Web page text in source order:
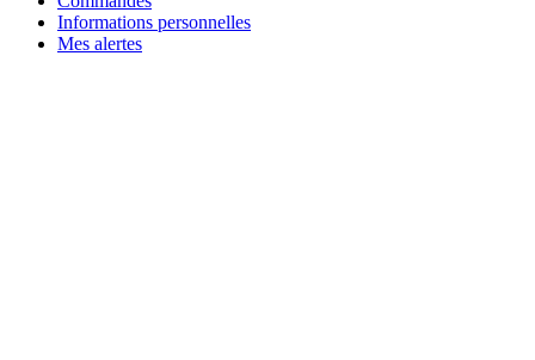
Informations personnelles
Mes alertes